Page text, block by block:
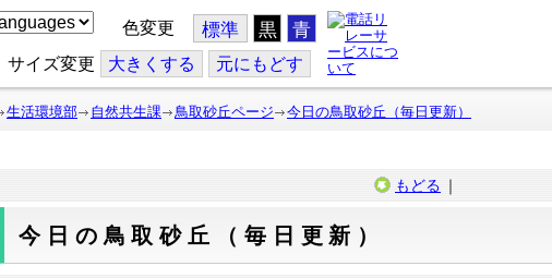
色変更 標準 黒 青
サイズ変更 大きくする 元にもどす
生活環境部 自然共生課 鳥取砂丘ページ 今日の鳥取砂丘（毎日更新）
もどる ｜
今日の鳥取砂丘（毎日更新）